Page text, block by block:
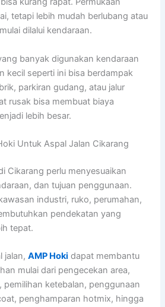
tetapi lebih mudah berlubang atau
dilalui kendaraan.
banyak digunakan kendaraan
kecil seperti ini bisa berdampak
parkiran gudang, atau jalur
rusak bisa membuat biaya
lebih besar.
Untuk Aspal Jalan Cikarang
Cikarang perlu menyesuaikan
dan tujuan penggunaan.
industri, ruko, perumahan,
pendekatan yang
tepat.
jalan,AMP Hoki dapat membantu
mulai dari pengecekan area,
pemilihan ketebalan, penggunaan
penghamparan hotmix, hingga